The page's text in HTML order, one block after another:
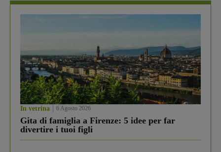
In vetrina 6 Agosto 2026
Gita di famiglia a Firenze: 5 idee per far
divertire i tuoi figli